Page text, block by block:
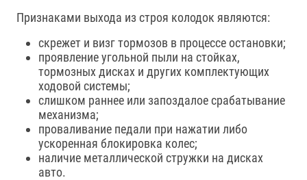
Признаками выхода из строя колодок являются:
скрежет и визг тормозов в процессе остановки;
проявление угольной пыли на стойках,
тормозных дисках и других комплектующих
ходовой системы;
слишком раннее или запоздалое срабатывание
механизма;
проваливание педали при нажатии либо
ускоренная блокировка колес;
наличие металлической стружки на дисках
авто.